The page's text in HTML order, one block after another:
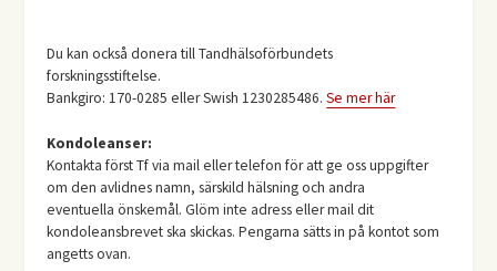
Du kan också donera till Tandhälsoförbundets
forskningsstiftelse.
Bankgiro: 170-0285 eller Swish 1230285486.Se mer här
Kondoleanser:
Kontakta först Tf via mail eller telefon för att ge oss uppgifter
om den avlidnes namn, särskild hälsning och andra
eventuella önskemål. Glöm inte adress eller mail dit
kondoleansbrevet ska skickas. Pengarna sätts in på kontot som
angetts ovan.